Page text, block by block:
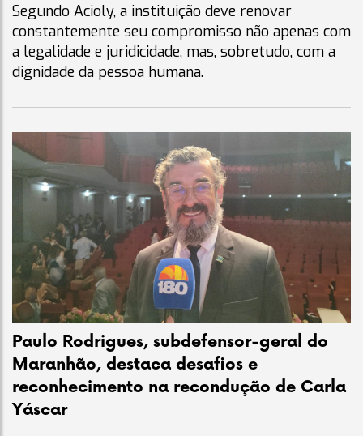
Segundo Acioly, a instituição deve renovar
constantemente seu compromisso não apenas com
a legalidade e juridicidade, mas, sobretudo, com a
dignidade da pessoa humana.
Paulo Rodrigues, subdefensor-geral do
Maranhão, destaca desafios e
reconhecimento na recondução de Carla
Yáscar